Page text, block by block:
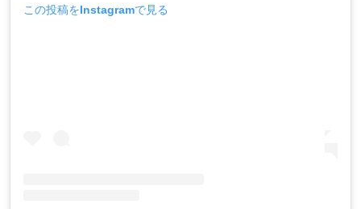
この投稿をInstagramで見る